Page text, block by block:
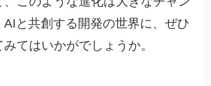
AIと共創する開発の世界に、ぜひ
てはいかがでしょうか。